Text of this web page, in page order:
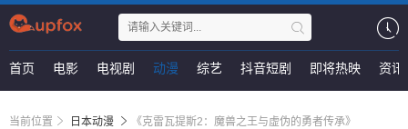
首页 电影 电视剧 动漫 综艺 抖音短剧 即将热映 资讯
当前位置 日本动漫 《克雷瓦提斯2：魔兽之王与虚伪的勇者传承》